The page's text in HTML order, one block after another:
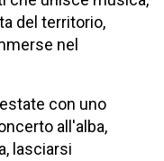
del territorio,
nel
con uno
all'alba,
lasciarsi